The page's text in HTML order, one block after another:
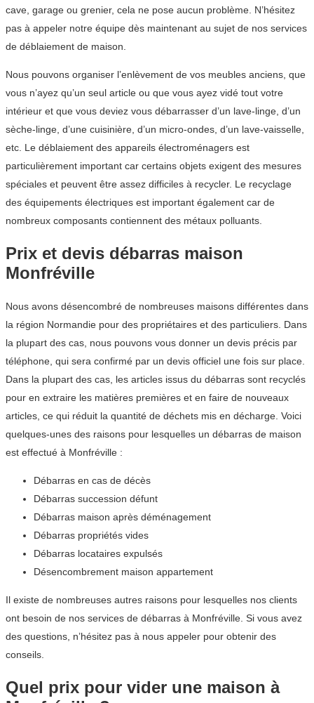
cave, garage ou grenier, cela ne pose aucun problème. N’hésitez
pas à appeler notre équipe dès maintenant au sujet de nos services
de déblaiement de maison.
Nous pouvons organiser l’enlèvement de vos meubles anciens, que
vous n’ayez qu’un seul article ou que vous ayez vidé tout votre
intérieur et que vous deviez vous débarrasser d’un lave-linge, d’un
sèche-linge, d’une cuisinière, d’un micro-ondes, d’un lave-vaisselle,
etc. Le déblaiement des appareils électroménagers est
particulièrement important car certains objets exigent des mesures
spéciales et peuvent être assez difficiles à recycler. Le recyclage
des équipements électriques est important également car de
nombreux composants contiennent des métaux polluants.
Prix et devis débarras maison
Monfréville
Nous avons désencombré de nombreuses maisons différentes dans
la région Normandie pour des propriétaires et des particuliers. Dans
la plupart des cas, nous pouvons vous donner un devis précis par
téléphone, qui sera confirmé par un devis officiel une fois sur place.
Dans la plupart des cas, les articles issus du débarras sont recyclés
pour en extraire les matières premières et en faire de nouveaux
articles, ce qui réduit la quantité de déchets mis en décharge. Voici
quelques-unes des raisons pour lesquelles un débarras de maison
est effectué à Monfréville :
Débarras en cas de décès
Débarras succession défunt
Débarras maison après déménagement
Débarras propriétés vides
Débarras locataires expulsés
Désencombrement maison appartement
Il existe de nombreuses autres raisons pour lesquelles nos clients
ont besoin de nos services de débarras à Monfréville. Si vous avez
des questions, n’hésitez pas à nous appeler pour obtenir des
conseils.
Quel prix pour vider une maison à